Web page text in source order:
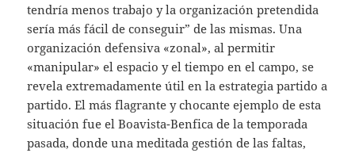
tendría menos trabajo y la organización pretendida
sería más fácil de conseguir” de las mismas. Una
organización defensiva «zonal», al permitir
«manipular» el espacio y el tiempo en el campo, se
revela extremadamente útil en la estrategia partido a
partido. El más flagrante y chocante ejemplo de esta
situación fue el Boavista-Benfica de la temporada
pasada, donde una meditada gestión de las faltas,